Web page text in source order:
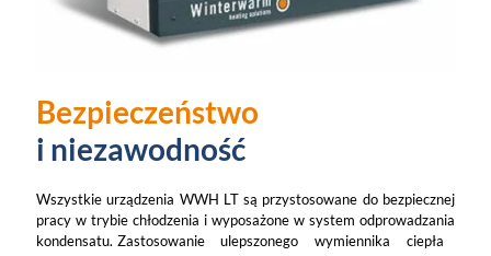
Bezpieczeństwo
i niezawodność
Wszystkie urządzenia WWH LT są przystosowane do bezpiecznej
pracy w trybie chłodzenia i wyposażone w system odprowadzania
kondensatu. Zastosowanie ulepszonego wymiennika ciepła